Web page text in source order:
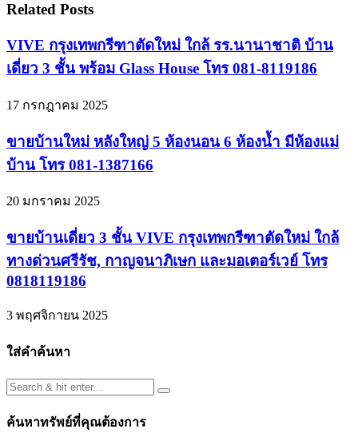
Related Posts
VIVE กรุงเทพกรีฑาตัดใหม่ ใกล้ รร.นานาชาติ บ้าน
เดี่ยว 3 ชั้น พร้อม Glass House โทร 081-8119186
17 กรกฎาคม 2025
ขายบ้านใหม่ หลังใหญ่ 5 ห้องนอน 6 ห้องน้ำ มีห้องแม่
บ้าน โทร 081-1387166
20 มกราคม 2025
ขายบ้านเดี่ยว 3 ชั้น VIVE กรุงเทพกรีฑาตัดใหม่ ใกล้
ทางด่วนศรีรัช, กาญจนาภิเษก และมอเตอร์เวย์ โทร
0818119186
3 พฤศจิกายน 2025
ใส่คำค้นหา
ค้นหาทรัพย์ที่คุณต้องการ